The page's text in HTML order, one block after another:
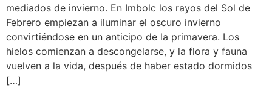
mediados de invierno. En Imbolc los rayos del Sol de
Febrero empiezan a iluminar el oscuro invierno
convirtiéndose en un anticipo de la primavera. Los
hielos comienzan a descongelarse, y la flora y fauna
vuelven a la vida, después de haber estado dormidos
[…]